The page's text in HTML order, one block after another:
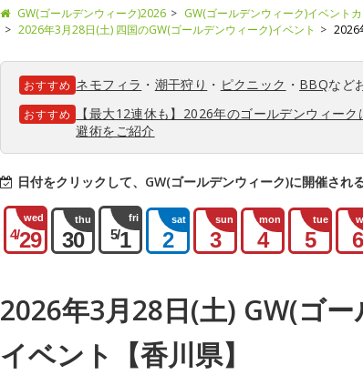
GW(ゴールデンウィーク)2026 GW(ゴールデンウィーク)イベント
2026年3月28日(土) 四国のGW(ゴールデンウィーク)イベント
2026
おすすめ ネモフィラ ・ 潮干狩り ・ ピクニック ・ BBQなど
おすすめ
【最大12連休も】2026年のゴールデンウィー
避術をご紹介
日付をクリックして、GW(ゴールデンウィーク)に開催され
wed
4/29
thu
30
fri
5/1
sat
2
sun
3
mon
4
tue
5 6
2026年3月28日(土) GW(ゴ
イベント【香川県】